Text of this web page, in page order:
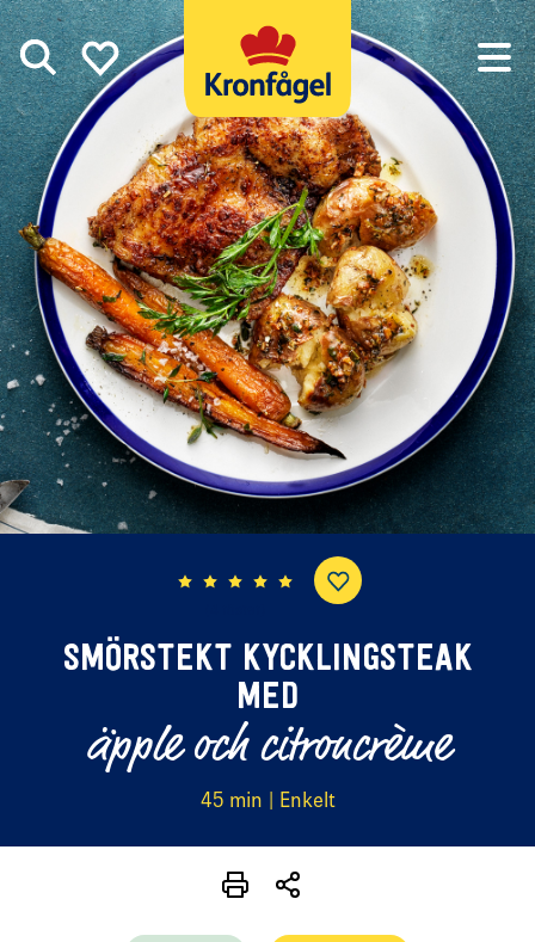
SMÖRSTEKT KYCKLINGSTEAK
MED
äpple och citroncrème
45 min | Enkelt